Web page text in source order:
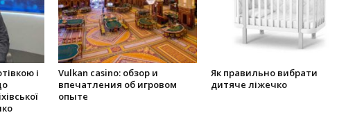
і
Vulkan casino: обзор и
впечатления об игровом
опыте
Як правильно вибрати
дитяче ліжечко